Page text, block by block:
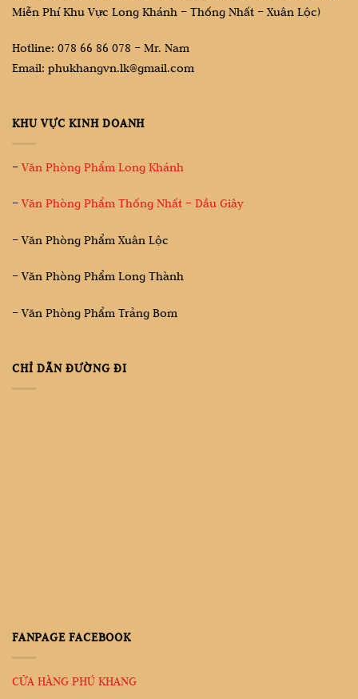
Miễn Phí Khu Vực Long Khánh – Thống Nhất – Xuân Lộc)
Hotline: 078 66 86 078 – Mr. Nam
Email: phukhangvn.lk@gmail.com
KHU VỰC KINH DOANH
–Văn Phòng Phẩm Long Khánh
–Văn Phòng Phẩm Thống Nhất – Dầu Giây
– Văn Phòng Phẩm Xuân Lộc
– Văn Phòng Phẩm Long Thành
– Văn Phòng Phẩm Trảng Bom
CHỈ DẪN ĐƯỜNG ĐI
FANPAGE FACEBOOK
CỬA HÀNG PHÚ KHANG